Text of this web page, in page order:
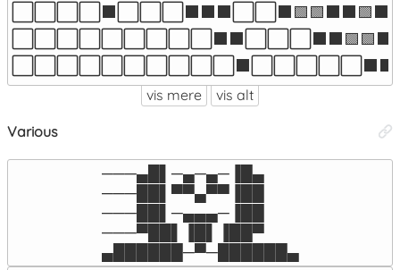
vis mere vis alt
Various
───▄█▌─▄─▄─▐█▄
───██▌▀▀▄▀▀▐██
───██▌─▄▄▄─▐██
───▀██▌▐█▌▐██▀
▄██████─▀─██████▄